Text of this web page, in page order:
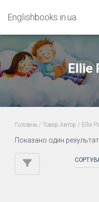
Englishbooks.in.ua
Ellie
Головна / Товар Автор / Ellie
Показано один результат